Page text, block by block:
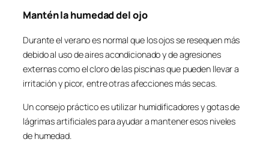
Mantén la humedad del ojo
Durante el verano es normal que los ojos se resequen más
debido al uso de aires acondicionado y de agresiones
externas como el cloro de las piscinas que pueden llevar a
irritación y picor, entre otras afecciones más secas.
Un consejo práctico es utilizar humidificadores y gotas de
lágrimas artificiales para ayudar a mantener esos niveles
de humedad.